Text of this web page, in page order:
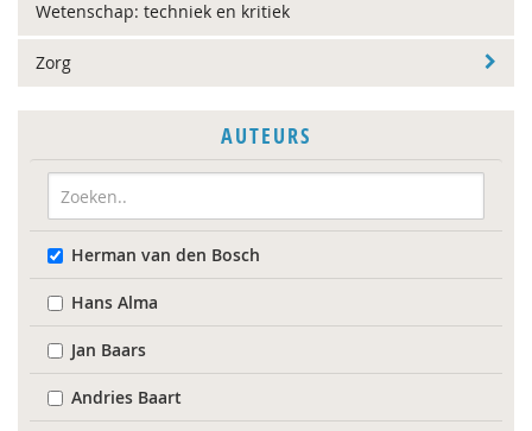
Wetenschap: techniek en kritiek
Zorg
AUTEURS
Herman van den Bosch
Hans Alma
Jan Baars
Andries Baart